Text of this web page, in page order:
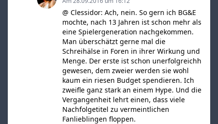
@ Clessidor: Ach, nein. So gern ich BG&E
mochte, nach 13 Jahren ist schon mehr als
eine Spielergeneration nachgekommen.
Man überschätzt gerne mal die
Schreihälse in Foren in ihrer Wirkung und
Menge. Der erste ist schon unerfolgreichh
gewesen, dem zweier werden sie wohl
kaum ein riesen Budget spendieren. Ich
zweifle ganz stark an einem Hype. Und die
Vergangenheit lehrt einen, dass viele
Nachfolgetitel zu vermeintlichen
Fanlieblingen floppen.